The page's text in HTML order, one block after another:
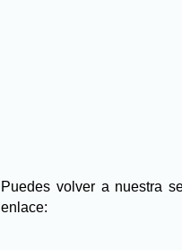
Puedes volver a nuestra
enlace: